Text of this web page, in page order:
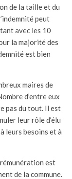
de la taille et du
peut
avec les 10
la majorité des
est bien
maires de
d’entre eux
pas du tout. Il est
leur rôle d’élu
leurs besoins et à
est
de la commune.